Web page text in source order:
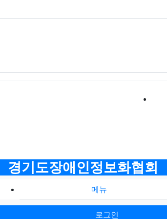
경기도장애인정보화협회
메뉴
로그인